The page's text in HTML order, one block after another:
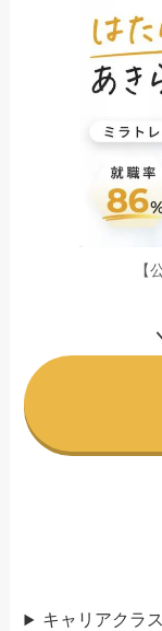
【
キャリアクラ